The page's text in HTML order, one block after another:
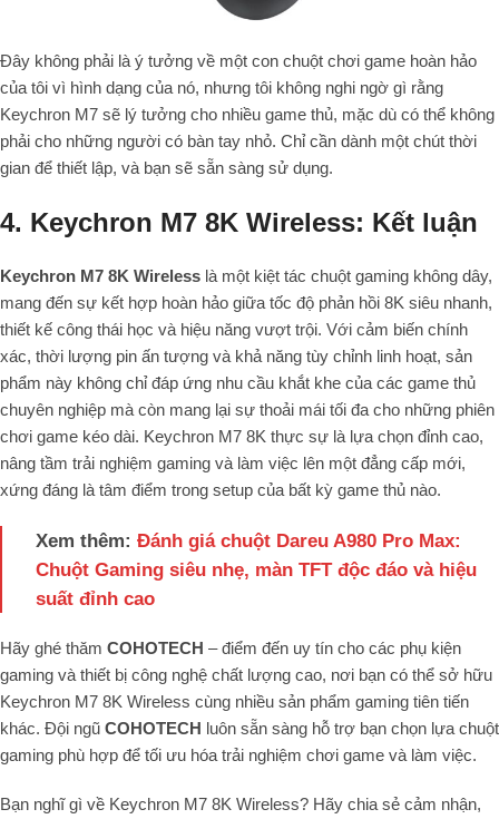
Đây không phải là ý tưởng về một con chuột chơi game hoàn hảo
của tôi vì hình dạng của nó, nhưng tôi không nghi ngờ gì rằng
Keychron M7 sẽ lý tưởng cho nhiều game thủ, mặc dù có thể không
phải cho những người có bàn tay nhỏ. Chỉ cần dành một chút thời
gian để thiết lập, và bạn sẽ sẵn sàng sử dụng.
4. Keychron M7 8K Wireless: Kết luận
Keychron M7 8K Wireless là một kiệt tác chuột gaming không dây,
mang đến sự kết hợp hoàn hảo giữa tốc độ phản hồi 8K siêu nhanh,
thiết kế công thái học và hiệu năng vượt trội. Với cảm biến chính
xác, thời lượng pin ấn tượng và khả năng tùy chỉnh linh hoạt, sản
phẩm này không chỉ đáp ứng nhu cầu khắt khe của các game thủ
chuyên nghiệp mà còn mang lại sự thoải mái tối đa cho những phiên
chơi game kéo dài. Keychron M7 8K thực sự là lựa chọn đỉnh cao,
nâng tầm trải nghiệm gaming và làm việc lên một đẳng cấp mới,
xứng đáng là tâm điểm trong setup của bất kỳ game thủ nào.
Xem thêm: Đánh giá chuột Dareu A980 Pro Max:
Chuột Gaming siêu nhẹ, màn TFT độc đáo và hiệu
suất đỉnh cao
Hãy ghé thăm COHOTECH – điểm đến uy tín cho các phụ kiện
gaming và thiết bị công nghệ chất lượng cao, nơi bạn có thể sở hữu
Keychron M7 8K Wireless cùng nhiều sản phẩm gaming tiên tiến
khác. Đội ngũ COHOTECH luôn sẵn sàng hỗ trợ bạn chọn lựa chuột
gaming phù hợp để tối ưu hóa trải nghiệm chơi game và làm việc.
Bạn nghĩ gì về Keychron M7 8K Wireless? Hãy chia sẻ cảm nhận,